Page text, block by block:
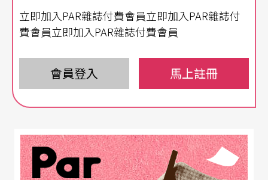
立即加入PAR雜誌付費會員立即加入PAR雜誌付
費會員立即加入PAR雜誌付費會員
會員登入 馬上註冊